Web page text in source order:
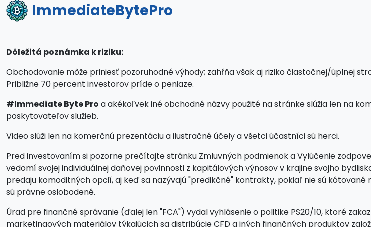
ImmediateBytePro
Dôležitá poznámka k riziku:
Obchodovanie môže priniesť pozoruhodné výhody; zahŕňa však aj riziko čiastočnej/úplnej
Približne 70 percent investorov príde o peniaze.
#Immediate Byte Pro a akékoľvek iné obchodné názvy použité na stránke slúžia len na
poskytovateľov služieb.
Video slúži len na komerčnú prezentáciu a ilustračné účely a všetci účastníci sú herci.
Pred investovaním si pozorne prečítajte stránku Zmluvných podmienok a Vylúčenie
vedomí svojej individuálnej daňovej povinnosti z kapitálových výnosov v krajine svojho
predaju komoditných opcií, aj keď sa nazývajú "predikčné" kontrakty, pokiaľ nie sú
sú právne oslobodené.
Úrad pre finančné správanie (ďalej len "FCA") vydal vyhlásenie o politike PS20/10, ktoré
marketingových materiálov týkajúcich sa distribúcie CFD a iných finančných produktov